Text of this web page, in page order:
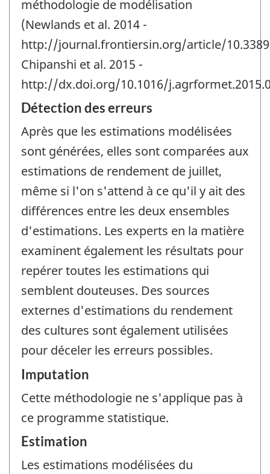
méthodologie de modélisation
(Newlands et al. 2014 -
http://journal.frontiersin.org/article/
Chipanshi et al. 2015 -
http://dx.doi.org/10.1016/
Détection des erreurs
Après que les estimations modélisées
sont générées, elles sont comparées aux
estimations de rendement de juillet,
même si l'on s'attend à ce qu'il y ait des
différences entre les deux ensembles
d'estimations. Les experts en la matière
examinent également les résultats pour
repérer toutes les estimations qui
semblent douteuses. Des sources
externes d'estimations du rendement
des cultures sont également utilisées
pour déceler les erreurs possibles.
Imputation
Cette méthodologie ne s'applique pas à
ce programme statistique.
Estimation
Les estimations modélisées du